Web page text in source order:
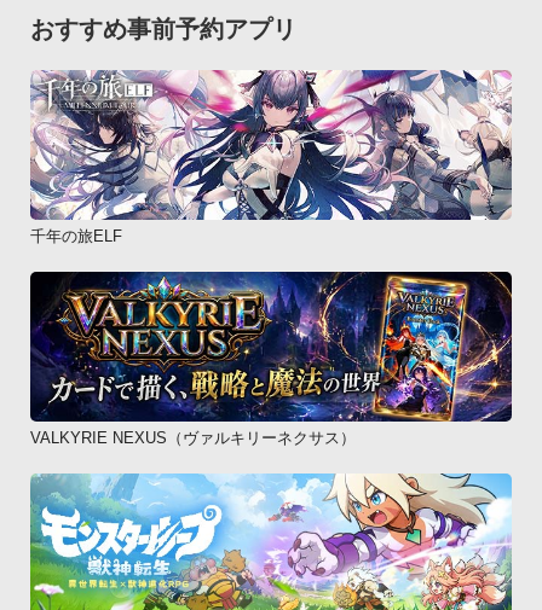
おすすめ事前予約アプリ
千年の旅ELF
VALKYRIE NEXUS（ヴァルキリーネクサス）